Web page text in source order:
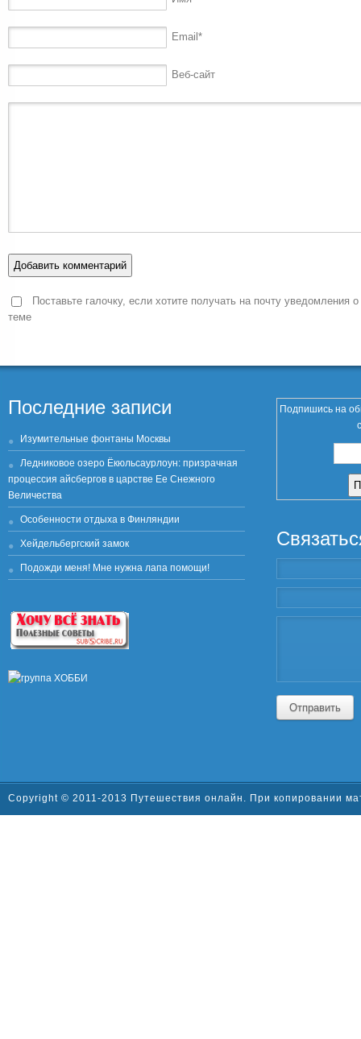
Email *
Веб-сайт
Поставьте галочку, если хотите получать на почту уведомления
теме
Последние записи
Изумительные фонтаны Москвы
Ледниковое озеро Ёкюльсаурлоун: призрачная
процессия айсбергов в царстве Ее Снежного
Величества
Особенности отдыха в Финляндии
Хейдельбергский замок
Подожди меня! Мне нужна лапа помощи!
Подпишись на
Отправить
Copyright © 2011-2013 Путешествия онлайн. При копировании